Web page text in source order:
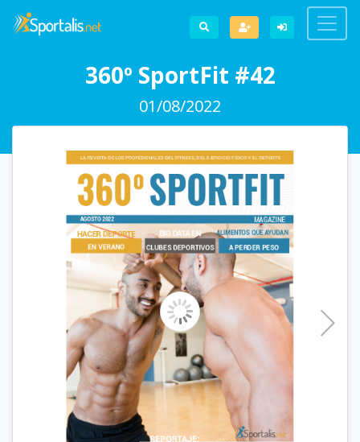
360º SportFit #42
01/08/2022